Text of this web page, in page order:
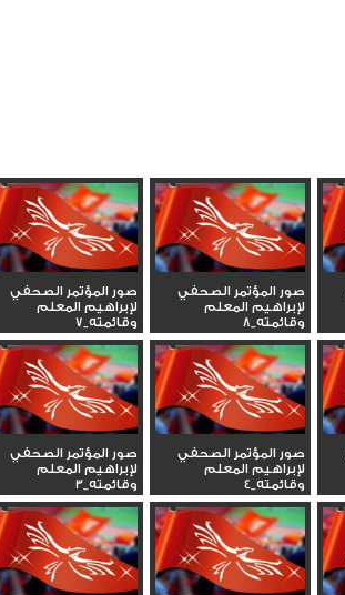
صور المؤتمر الصحفي
لإبراهيم المعلم
وقائمته_8
صور المؤتمر الصحفي
لإبراهيم المعلم
وقائمته_7
صور المؤتمر الصحفي
لإبراهيم المعلم
وقائمته_4
صور المؤتمر الصحفي
لإبراهيم المعلم
وقائمته_3